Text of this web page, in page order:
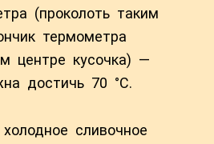
(проколоть таким
термометра
центре кусочка) —
достичь 70 °С.
сливочное